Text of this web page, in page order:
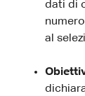
dati di
al